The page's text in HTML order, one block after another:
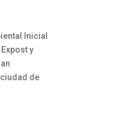
Inicial
y
de